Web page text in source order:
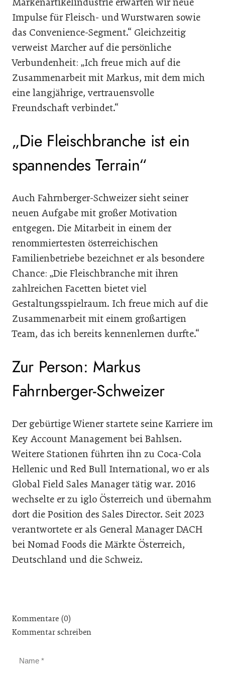
Impulse für Fleisch- und Wurstwaren sowie
das Convenience-Segment.“ Gleichzeitig
verweist Marcher auf die persönliche
Verbundenheit: „Ich freue mich auf die
Zusammenarbeit mit Markus, mit dem mich
eine langjährige, vertrauensvolle
Freundschaft verbindet.“
„Die Fleischbranche ist ein
spannendes Terrain“
Auch Fahrnberger-Schweizer sieht seiner
neuen Aufgabe mit großer Motivation
entgegen. Die Mitarbeit in einem der
renommiertesten österreichischen
Familienbetriebe bezeichnet er als besondere
Chance: „Die Fleischbranche mit ihren
zahlreichen Facetten bietet viel
Gestaltungsspielraum. Ich freue mich auf die
Zusammenarbeit mit einem großartigen
Team, das ich bereits kennenlernen durfte.“
Zur Person: Markus
Fahrnberger-Schweizer
Der gebürtige Wiener startete seine Karriere im
Key Account Management bei Bahlsen.
Weitere Stationen führten ihn zu Coca-Cola
Hellenic und Red Bull International, wo er als
Global Field Sales Manager tätig war. 2016
wechselte er zu iglo Österreich und übernahm
dort die Position des Sales Director. Seit 2023
verantwortete er als General Manager DACH
bei Nomad Foods die Märkte Österreich,
Deutschland und die Schweiz.
Kommentare (0)
Kommentar schreiben